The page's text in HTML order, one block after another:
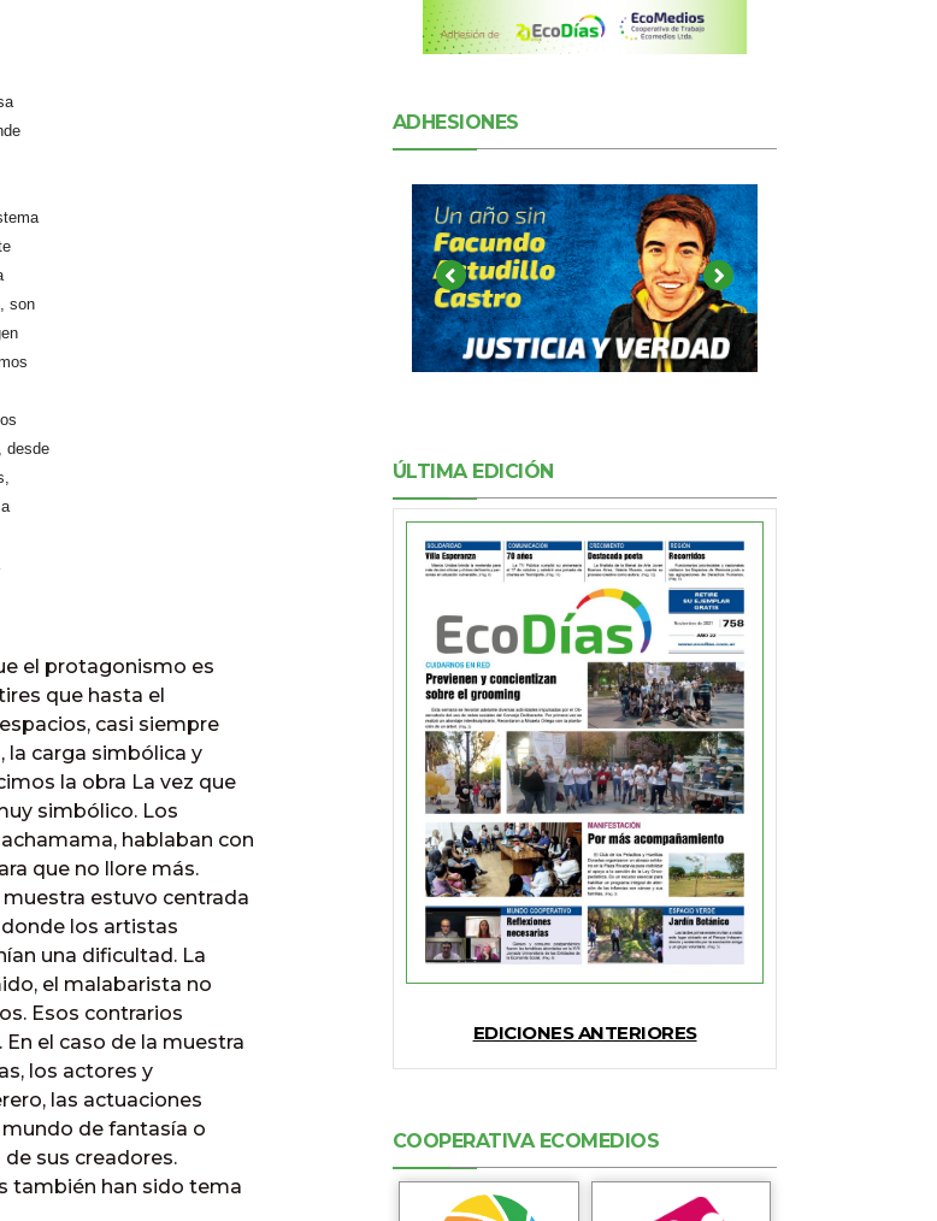
son
desde
el protagonismo es
que hasta el
casi siempre
la carga simbólica y
la obra La vez que
simbólico. Los
hablaban con
que no llore más.
muestra estuvo centrada
donde los artistas
una dificultad. La
el malabarista no
Esos contrarios
el caso de la muestra
los actores y
las actuaciones
de fantasía o
sus creadores.
también han sido tema
ADHESIONES
ÚLTIMA EDICIÓN
EDICIONES ANTERIORES
COOPERATIVA ECOMEDIOS